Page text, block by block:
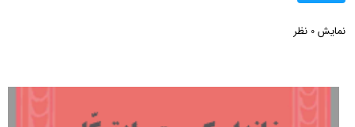
نمایش 0 نظر